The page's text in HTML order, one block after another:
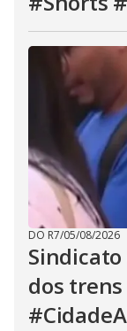
DO R7/05/08/2026
dos